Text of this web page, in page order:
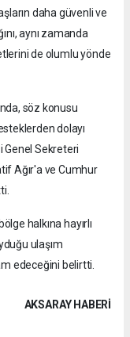
daha güvenli ve
aynı zamanda
de olumlu yönde
söz konusu
dolayı
Genel Sekreteri
Ağır'a ve Cumhur
halkına hayırlı
ulaşım
edeceğini belirtti.
AKSARAY HABERİ